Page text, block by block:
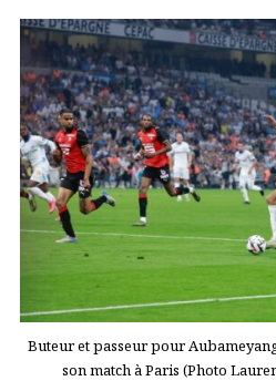
Buteur et passeur pour
son match à Paris (Photo